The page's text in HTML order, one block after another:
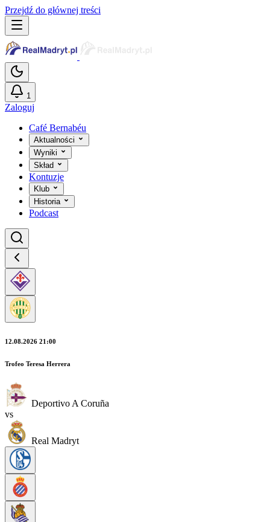
Przejdź do głównej treści
1
Zaloguj
Café Bernabéu
Aktualności
Wyniki
Skład
Kontuzje
Klub
Historia
Podcast
12.08.2026 21:00
Trofeo Teresa Herrera
Deportivo A Coruña
vs
Real Madryt